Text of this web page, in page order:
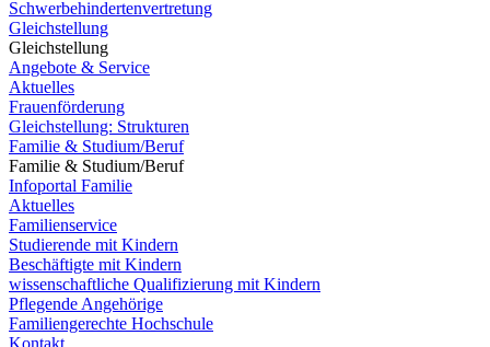
Schwerbehindertenvertretung
Gleichstellung
Gleichstellung
Angebote & Service
Aktuelles
Frauenförderung
Gleichstellung: Strukturen
Familie & Studium/Beruf
Familie & Studium/Beruf
Infoportal Familie
Aktuelles
Familienservice
Studierende mit Kindern
Beschäftigte mit Kindern
wissenschaftliche Qualifizierung mit Kindern
Pflegende Angehörige
Familiengerechte Hochschule
Kontakt